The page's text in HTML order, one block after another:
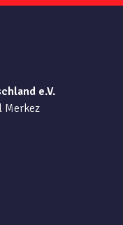
e.V.
Merkez